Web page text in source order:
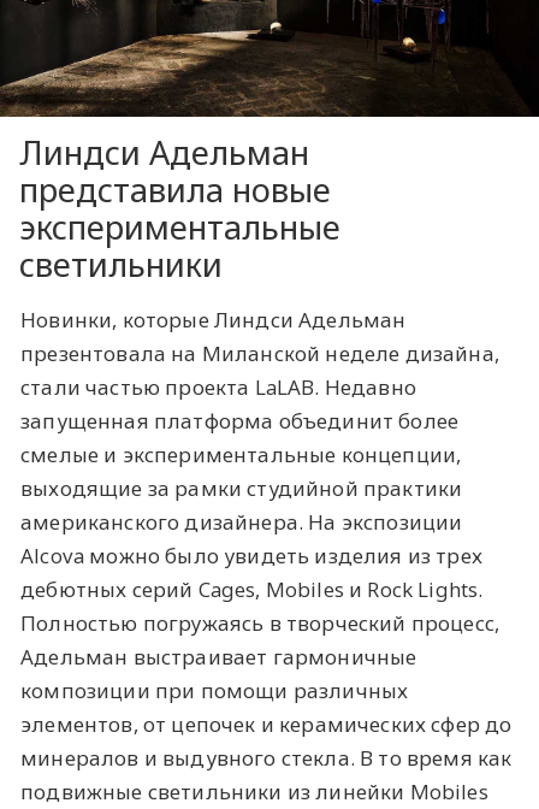
Линдси Адельман
представила новые
экспериментальные
светильники
Новинки, которые Линдси Адельман
презентовала на Миланской неделе дизайна,
стали частью проекта LaLAB. Недавно
запущенная платформа объединит более
смелые и экспериментальные концепции,
выходящие за рамки студийной практики
американского дизайнера. На экспозиции
Alcova можно было увидеть изделия из трех
дебютных серий Cages, Mobiles и Rock Lights.
Полностью погружаясь в творческий процесс,
Адельман выстраивает гармоничные
композиции при помощи различных
элементов, от цепочек и керамических сфер до
минералов и выдувного стекла. В то время как
подвижные светильники из линейки Mobiles